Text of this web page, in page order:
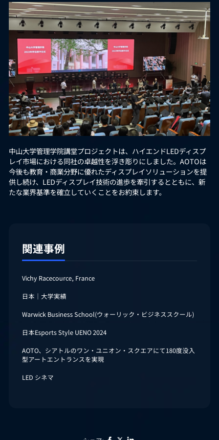
中山大学管理学院講堂プロジェクトは、ハイエンドLEDディスプ
レイ市場における同社の卓越性を浮き彫りにしました。AOTOは
今後も教育・商業分野に優れたディスプレイソリューションを提
供し続け、LEDディスプレイ技術の進歩を牽引するとともに、新
たな業界基準を確立していくことをお約束します。
関連事例
Vichy Racecource, France
日本｜大学実績
Warwick Business School(ウォーリック・ビジネススクール)
日本Esports Style UENO 2024
AOTO、シアトルのワン・ユニオン・スクエアにて180度没入
型アートエントランスを実現
LED シネマ